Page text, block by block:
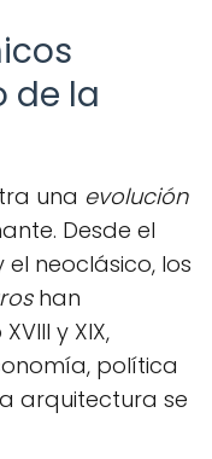
de la
una evolución
Desde el
neoclásico, los
han
y XIX,
política
arquitectura se